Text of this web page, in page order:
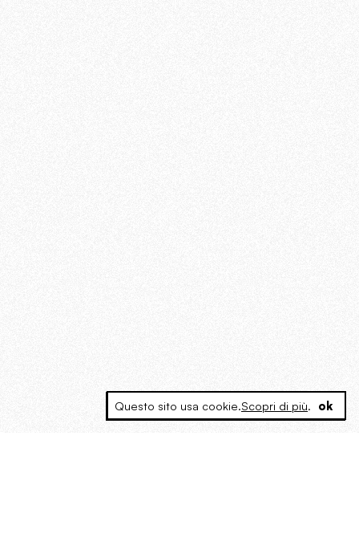
Questo sito usa cookie.Scopri di più. ok